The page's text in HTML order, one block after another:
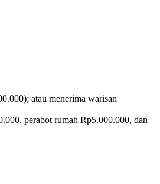
atau menerima warisan
perabot rumah Rp5.000.000, dan